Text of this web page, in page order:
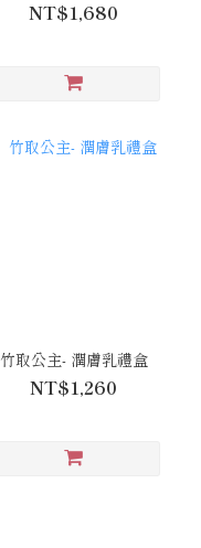
NT$1,680
竹取公主- 潤膚乳禮盒
NT$1,260